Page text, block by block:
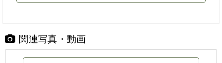
関連写真・動画